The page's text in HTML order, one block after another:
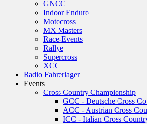
GNCC
Indoor Enduro
Motocross
MX Masters
Race-Events
Rallye
Supercross
XCC
Radio Fahrerlager
Events
Cross Country Championship
GCC - Deutsche Cross
ACC - Austrian Cross
ICC - Italian Cross